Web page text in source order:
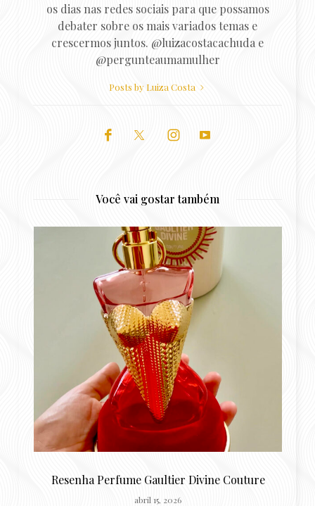
os dias nas redes sociais para que possamos
debater sobre os mais variados temas e
crescermos juntos. @luizacostacachuda e
@pergunteaumamulher
Posts by Luiza Costa
Você vai gostar também
Resenha Perfume Gaultier Divine Couture
abril 15, 2026